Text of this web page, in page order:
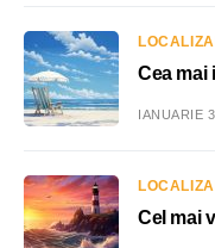
Cea mai
IANUARIE
Cel mai